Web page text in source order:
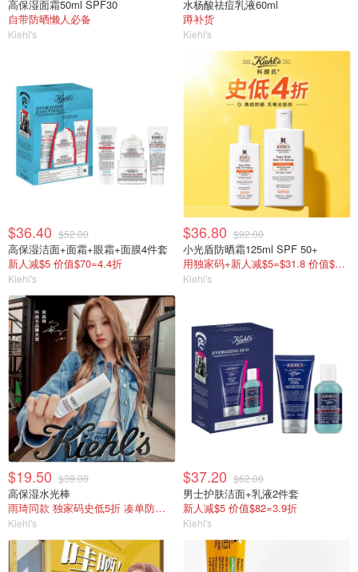
高保湿面霜50ml SPF30
自带防晒懒人必备
Kiehl's
水杨酸祛痘乳液60ml
蹲补货
Kiehl's
$36.40 $52.00
高保湿洁面+面霜+眼霜+面膜4件套
新人减$5 价值$70=4.4折
Kiehl's
$36.80 $92.00
小光盾防晒霜125ml SPF 50+
用独家码+新人减$5=$31.8 价值$155=变相2折
Kiehl's
$19.50 $39.00
高保湿水光棒
雨琦同款 独家码史低5折 凑单防晒刚好包邮
Kiehl's
$37.20 $62.00
男士护肤洁面+乳液2件套
新人减$5 价值$82=3.9折
Kiehl's